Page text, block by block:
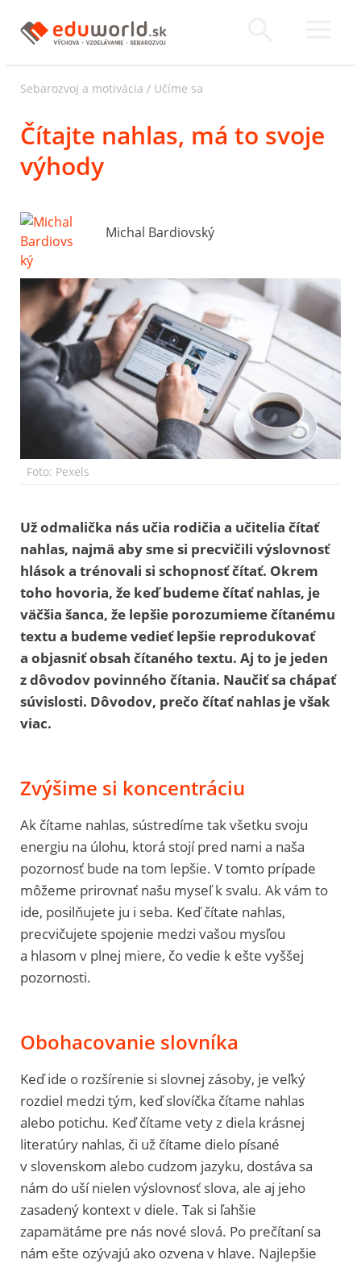
Sebarozvoj a motivácia / Učíme sa
Čítajte nahlas, má to svoje
výhody
Michal Bardiovský
Foto: Pexels
Už odmalička nás učia rodičia a učitelia čítať
nahlas, najmä aby sme si precvičili výslovnosť
hlások a trénovali si schopnosť čítať. Okrem
toho hovoria, že keď budeme čítať nahlas, je
väčšia šanca, že lepšie porozumieme čítanému
textu a budeme vedieť lepšie reprodukovať
a objasniť obsah čítaného textu. Aj to je jeden
z dôvodov povinného čítania. Naučiť sa chápať
súvislosti. Dôvodov, prečo čítať nahlas je však
viac.
Zvýšime si koncentráciu
Ak čítame nahlas, sústredíme tak všetku svoju
energiu na úlohu, ktorá stojí pred nami a naša
pozornosť bude na tom lepšie. V tomto prípade
môžeme prirovnať našu myseľ k svalu. Ak vám to
ide, posilňujete ju i seba. Keď čítate nahlas,
precvičujete spojenie medzi vašou mysľou
a hlasom v plnej miere, čo vedie k ešte vyššej
pozornosti.
Obohacovanie slovníka
Keď ide o rozšírenie si slovnej zásoby, je veľký
rozdiel medzi tým, keď slovíčka čítame nahlas
alebo potichu. Keď čítame vety z diela krásnej
literatúry nahlas, či už čítame dielo písané
v slovenskom alebo cudzom jazyku, dostáva sa
nám do uší nielen výslovnosť slova, ale aj jeho
zasadený kontext v diele. Tak si ľahšie
zapamätáme pre nás nové slová. Po prečítaní sa
nám ešte ozývajú ako ozvena v hlave. Najlepšie